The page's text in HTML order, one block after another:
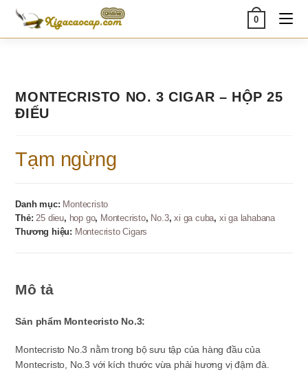
Skip
content
0
MONTECRISTO NO. 3 CIGAR – HỘP 25
ĐIẾU
Tạm ngừng
Danh mục: Montecristo
Thẻ:25 dieu, hop go, Montecristo, No.3,xi ga cuba, xi ga lahabana
Thương hiệu: Montecristo Cigars
Mô tả
Sản phẩm Montecristo No.3:
Montecristo No.3 nằm trong bộ sưu tập của hàng đầu của
Montecristo, No.3 với kích thước vừa phải hương vị đậm đà.